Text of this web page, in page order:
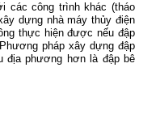
các công trình khác (tháo
dựng nhà máy thủy điện
thực hiện được nếu đập
pháp xây dựng đập
địa phương hơn là đập bê